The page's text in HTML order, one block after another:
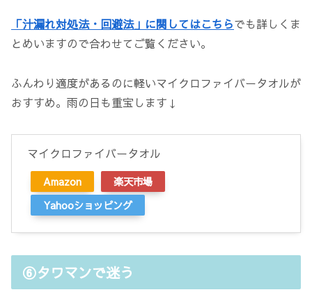
「汁漏れ対処法・回避法」に関してはこちらでも詳しくま
とめいますので合わせてご覧ください。
ふんわり適度があるのに軽いマイクロファイバータオルが
おすすめ。雨の日も重宝します↓
マイクロファイバータオル
Amazon
楽天市場
Yahooショッピング
⑥タワマンで迷う